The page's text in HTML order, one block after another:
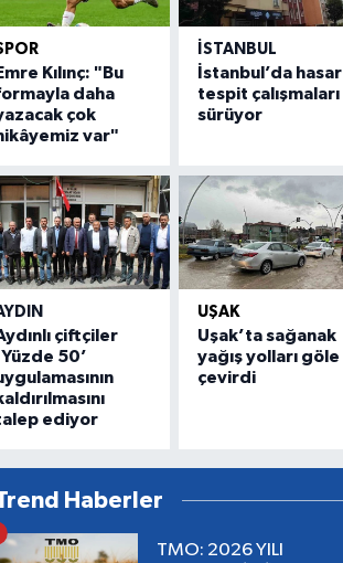
Kılınç: "Bu
daha
çok
var"
İSTANBUL
İstanbul’da hasar
tespit çalışmaları
sürüyor
çiftçiler
50’
ediyor
UŞAK
Uşak’ta sağanak
yağış yolları göle
çevirdi
Haberler
TMO: 2026 YILI